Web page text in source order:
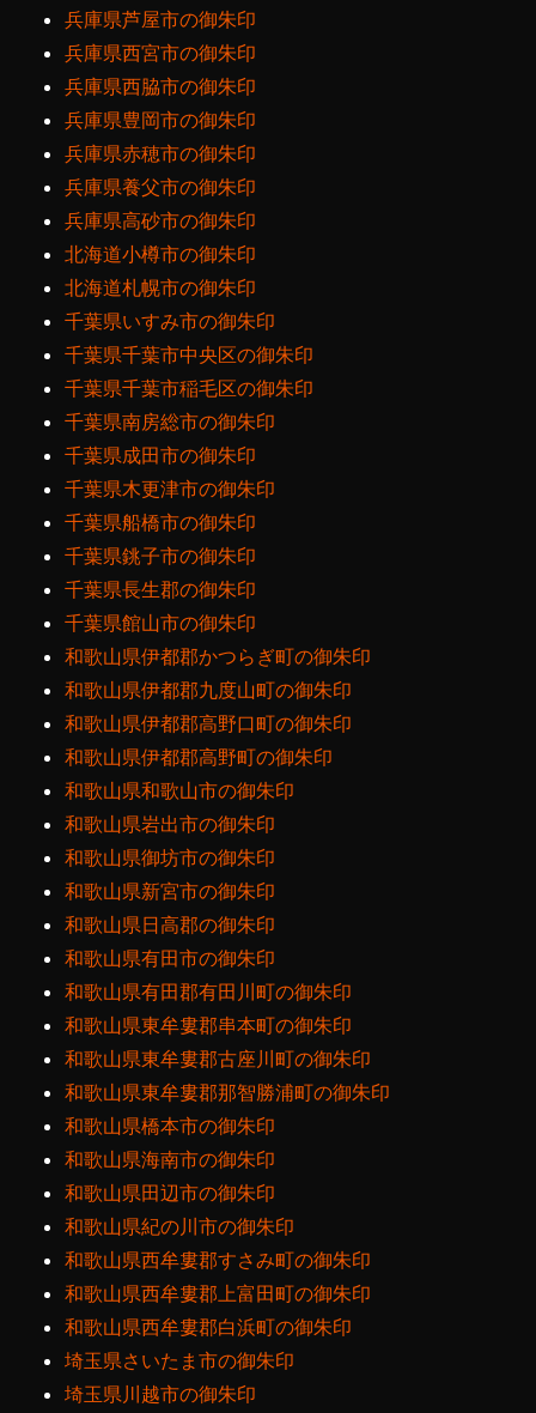
兵庫県芦屋市の御朱印
兵庫県西宮市の御朱印
兵庫県西脇市の御朱印
兵庫県豊岡市の御朱印
兵庫県赤穂市の御朱印
兵庫県養父市の御朱印
兵庫県高砂市の御朱印
北海道小樽市の御朱印
北海道札幌市の御朱印
千葉県いすみ市の御朱印
千葉県千葉市中央区の御朱印
千葉県千葉市稲毛区の御朱印
千葉県南房総市の御朱印
千葉県成田市の御朱印
千葉県木更津市の御朱印
千葉県船橋市の御朱印
千葉県銚子市の御朱印
千葉県長生郡の御朱印
千葉県館山市の御朱印
和歌山県伊都郡かつらぎ町の御朱印
和歌山県伊都郡九度山町の御朱印
和歌山県伊都郡高野口町の御朱印
和歌山県伊都郡高野町の御朱印
和歌山県和歌山市の御朱印
和歌山県岩出市の御朱印
和歌山県御坊市の御朱印
和歌山県新宮市の御朱印
和歌山県日高郡の御朱印
和歌山県有田市の御朱印
和歌山県有田郡有田川町の御朱印
和歌山県東牟婁郡串本町の御朱印
和歌山県東牟婁郡古座川町の御朱印
和歌山県東牟婁郡那智勝浦町の御朱印
和歌山県橋本市の御朱印
和歌山県海南市の御朱印
和歌山県田辺市の御朱印
和歌山県紀の川市の御朱印
和歌山県西牟婁郡すさみ町の御朱印
和歌山県西牟婁郡上富田町の御朱印
和歌山県西牟婁郡白浜町の御朱印
埼玉県さいたま市の御朱印
埼玉県川越市の御朱印